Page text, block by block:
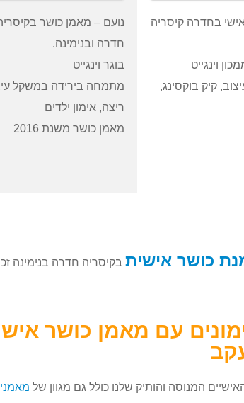
בחדרה קיסריה
וינגייט
קיק בוקסינג,
נועם – מאמן כושר
חדרה ובנימינה.
בוגר וינגייט
מתמחה בירידה במשקל
ריצה, אימון ילדים
מאמן כושר משנת 2016
כושר אישית בקיסריה חדרה בנימינה
עם מאמן כושר
המנוסה והותיק שלנו כולל גם מגוון של